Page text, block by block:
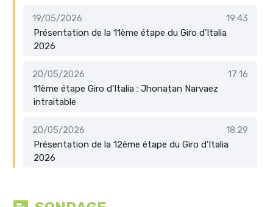
19/05/2026
19:43
Présentation de la 11ème étape du Giro d’Italia
2026
20/05/2026
17:16
11ème étape Giro d’Italia : Jhonatan Narvaez
intraitable
20/05/2026
18:29
Présentation de la 12ème étape du Giro d’Italia
2026